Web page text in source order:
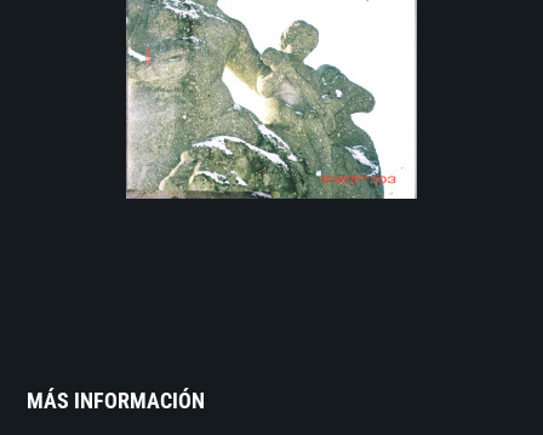
MÁS INFORMACIÓN